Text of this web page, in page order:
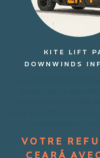
KITE LIFT
DOWNWINDS
VOTRE